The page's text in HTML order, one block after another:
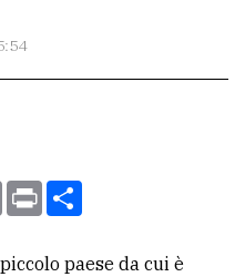
EmailPrint
paese da cui è